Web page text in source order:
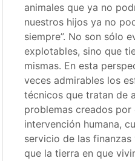
animales que ya no
nuestros hijos ya no
siempre”. No son sólo
explotables, sino que
mismas. En esta
veces admirables los
técnicos que tratan de
problemas creados por
intervención humana,
servicio de las finanzas
que la tierra en que